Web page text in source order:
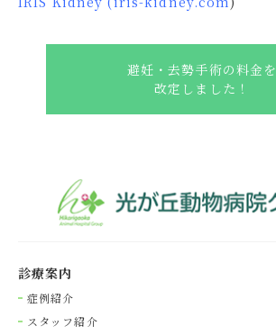
避妊・去勢手術の料金を
改定しました！
診療案内
症例紹介
スタッフ紹介